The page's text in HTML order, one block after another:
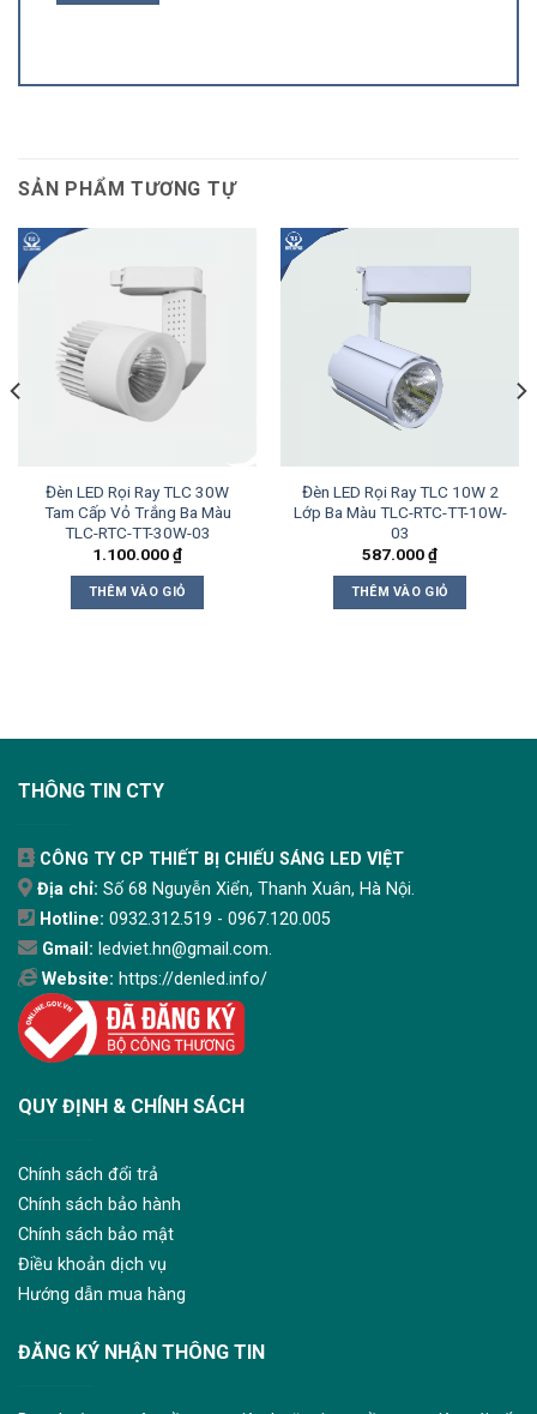
SẢN PHẨM TƯƠNG TỰ
Đèn LED Rọi Ray TLC 30W
Tam Cấp Vỏ Trắng Ba Màu
TLC-RTC-TT-30W-03
1.100.000₫
THÊM VÀO GIỎ
Đèn LED Rọi Ray TLC 10W 2
Lớp Ba Màu TLC-RTC-TT-10W-
03
587.000₫
THÊM VÀO GIỎ
THÔNG TIN CTY
CÔNG TY CP THIẾT BỊ CHIẾU SÁNG LED VIỆT
Địa chỉ: Số 68 Nguyễn Xiển, Thanh Xuân, Hà Nội.
Hotline: 0932.312.519 - 0967.120.005
Gmail: ledviet.hn@gmail.com.
Website: https://denled.info/
QUY ĐỊNH & CHÍNH SÁCH
Chính sách đổi trả
Chính sách bảo hành
Chính sách bảo mật
Điều khoản dịch vụ
Hướng dẫn mua hàng
ĐĂNG KÝ NHẬN THÔNG TIN